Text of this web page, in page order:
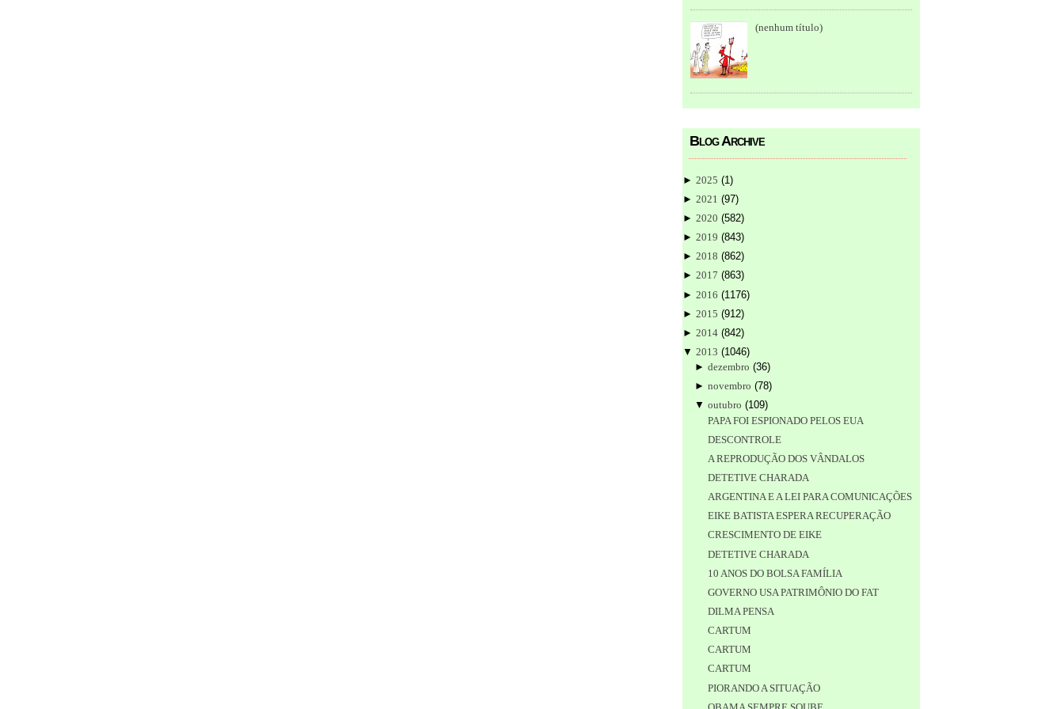
(nenhum título)
Blog Archive
► 2025 (1 )
► 2021 (97)
► 2020 (582)
► 2019 (843)
► 2018 (862)
► 2017 (863)
► 2016 (1176)
► 2015 (912)
► 2014 (842)
▼ 2013 (1046)
►dezembro (36)
►novembro (78)
▼outubro (109)
PAPA FOI ESPIONADO PELOS EUA
DESCONTROLE
A REPRODUÇÃO DOS VÂNDALOS
DETETIVE CHARADA
ARGENTINA E A LEI PARA COMUNICAÇÕES
EIKE BATISTA ESPERA RECUPERAÇÃO
CRESCIMENTO DE EIKE
DETETIVE CHARADA
10 ANOS DO BOLSA FAMÍLIA
GOVERNO USA PATRIMÔNIO DO FAT
DILMA PENSA
CARTUM
CARTUM
CARTUM
PIORANDO A SITUAÇÃO